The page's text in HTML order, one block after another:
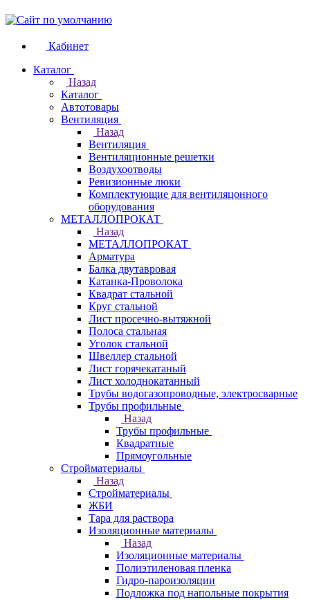
Кабинет
Каталог
Назад
Каталог
Автотовары
Вентиляция
Назад
Вентиляция
Вентиляционные решетки
Воздухоотводы
Ревизионные люки
Комплектующие для вентиляцонного
оборудования
МЕТАЛЛОПРОКАТ
Назад
МЕТАЛЛОПРОКАТ
Арматура
Балка двутавровая
Катанка-Проволока
Квадрат стальной
Круг стальной
Лист просечно-вытяжной
Полоса стальная
Уголок стальной
Швеллер стальной
Лист горячекатаный
Лист холоднокатанный
Трубы водогазопроводные, электросварные
Трубы профильные
Назад
Трубы профильные
Квадратные
Прямоугольные
Стройматериалы
Назад
Стройматериалы
ЖБИ
Тара для раствора
Изоляционные материалы
Назад
Изоляционные материалы
Полиэтиленовая пленка
Гидро-пароизоляции
Подложка под напольные покрытия